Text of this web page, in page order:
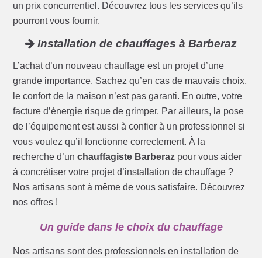
un prix concurrentiel. Découvrez tous les services qu’ils
pourront vous fournir.
Installation de chauffages à Barberaz
L’achat d’un nouveau chauffage est un projet d’une
grande importance. Sachez qu’en cas de mauvais choix,
le confort de la maison n’est pas garanti. En outre, votre
facture d’énergie risque de grimper. Par ailleurs, la pose
de l’équipement est aussi à confier à un professionnel si
vous voulez qu’il fonctionne correctement. À la
recherche d’unchauffagiste Barberaz pour vous aider
à concrétiser votre projet d’installation de chauffage ?
Nos artisans sont à même de vous satisfaire. Découvrez
nos offres !
Un guide dans le choix du chauffage
Nos artisans sont des professionnels en installation de